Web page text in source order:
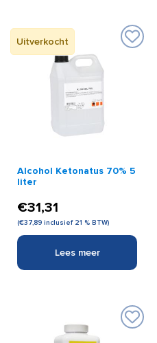
Uitverkocht
Alcohol Ketonatus 70% 5
liter
€31,31
(€37,89 inclusief 21 % BTW)
Lees meer